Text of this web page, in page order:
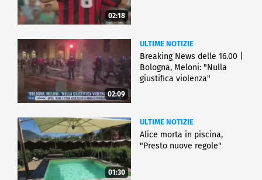
02:18
02:09
ULTIME NOTIZIE
Breaking News delle 16.00 |
Bologna, Meloni: "Nulla
giustifica violenza"
01:30
ULTIME NOTIZIE
Alice morta in piscina,
"Presto nuove regole"